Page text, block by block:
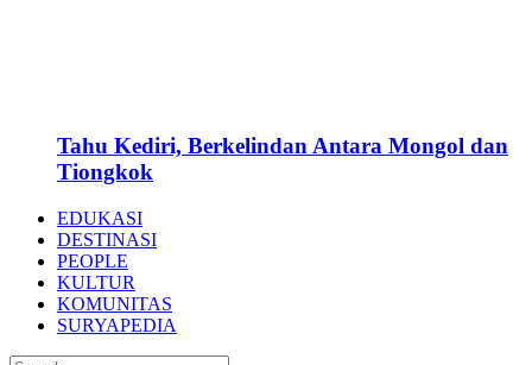
Tahu Kediri, Berkelindan Antara Mongol dan
Tiongkok
EDUKASI
DESTINASI
PEOPLE
KULTUR
KOMUNITAS
SURYAPEDIA